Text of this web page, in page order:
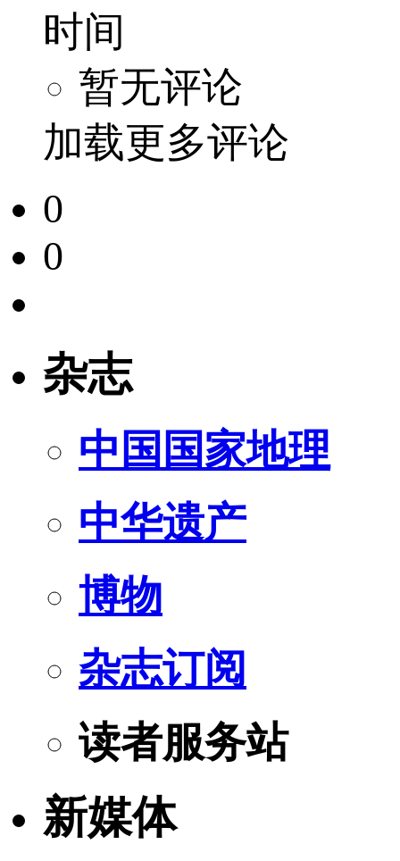
时间
暂无评论
加载更多评论
0
0
杂志
中国国家地理
中华遗产
博物
杂志订阅
读者服务站
新媒体